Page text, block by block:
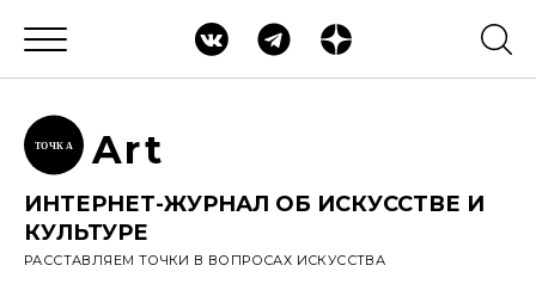
ТОЧК А Art
ИНТЕРНЕТ-ЖУРНАЛ ОБ ИСКУССТВЕ И
КУЛЬТУРЕ
РАССТАВЛЯЕМ ТОЧКИ В ВОПРОСАХ ИСКУССТВА